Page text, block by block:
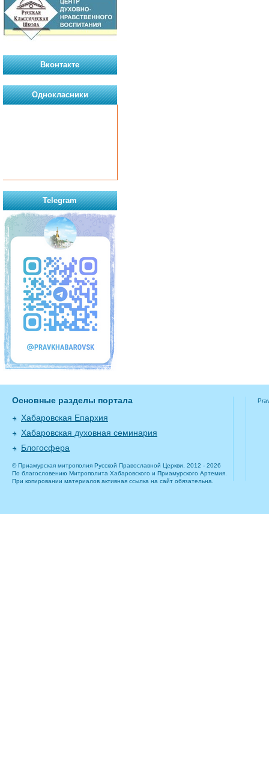
Вконтакте
Однокласники
Telegram
Основные разделы портала
Хабаровская Епархия
Хабаровская духовная семинария
Блогосфера
© Приамурская митрополия Русской Православной Церкви, 2012 - 2026
По благословению Митрополита Хабаровского и Приамурского Артемия.
При копировании материалов активная ссылка на сайт обязательна.